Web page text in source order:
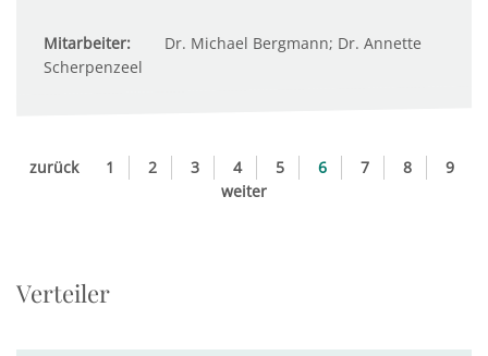
Mitarbeiter:
Dr. Michael Bergmann; Dr. Annette
Scherpenzeel
zurück 1 2 3 4 5 6 7 8
9
weiter
Verteiler